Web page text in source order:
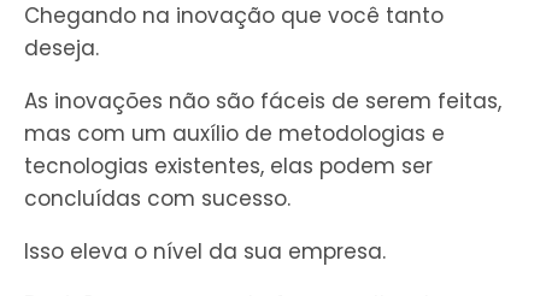
Chegando na inovação que você tanto
deseja.
As inovações não são fáceis de serem feitas,
mas com um auxílio de metodologias e
tecnologias existentes, elas podem ser
concluídas com sucesso.
Isso eleva o nível da sua empresa.